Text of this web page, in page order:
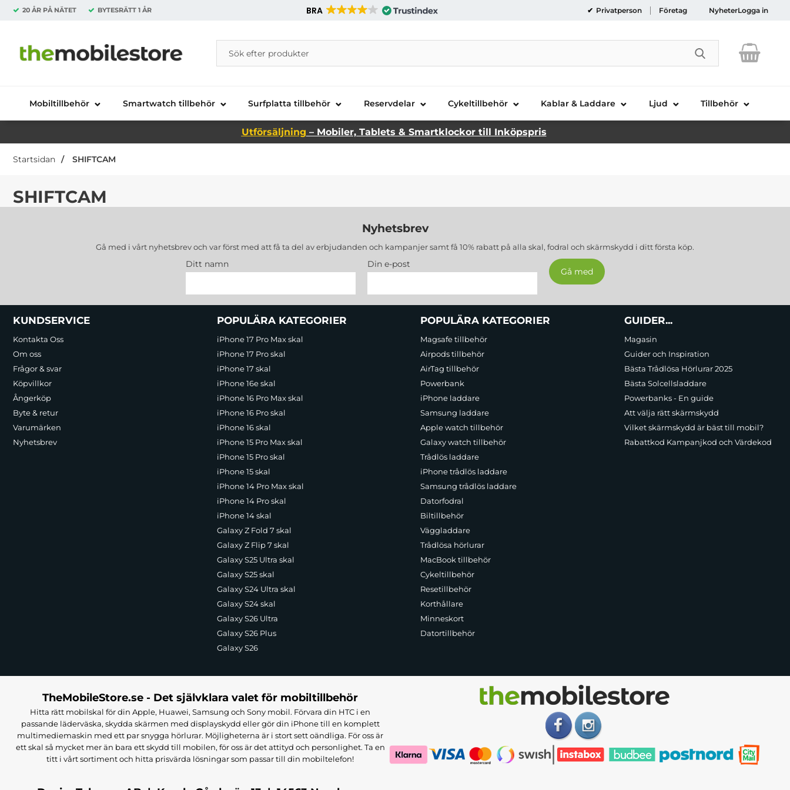
20 ÅR PÅ NÄTET BYTESRÄTT 1 ÅR BRA Privatperson Företag NyheterLogga in
Startsidan för Danira Telecom AB
Sök
Sök på Danira Telecom AB
Genomför
Mobiltillbehör Smartwatch tillbehör Surfplatta tillbehör Reservdelar Cykeltillbehör Kablar & Laddare Ljud Tillbehör
Utförsäljning – Mobiler, Tablets & Smartklockor till Inköpspris
Startsidan SHIFTCAM
SHIFTCAM
Nyhetsbrev
Gå med i vårt nyhetsbrev och var först med att få ta del av erbjudanden och kampanjer samt få 10% rabatt på alla skal, fodral och skärmskydd i ditt första köp.
Ditt namn Din e-post
Sidfot Blandad info och länkar
KUNDSERVICE
Kontakta Oss
Om oss
Frågor & svar
Köpvillkor
Ångerköp
Byte & retur
Varumärken
Nyhetsbrev
POPULÄRA KATEGORIER
iPhone 17 Pro Max skal
iPhone 17 Pro skal
iPhone 17 skal
iPhone 16e skal
iPhone 16 Pro Max skal
iPhone 16 Pro skal
iPhone 16 skal
iPhone 15 Pro Max skal
iPhone 15 Pro skal
iPhone 15 skal
iPhone 14 Pro Max skal
iPhone 14 Pro skal
iPhone 14 skal
Galaxy Z Fold 7 skal
Galaxy Z Flip 7 skal
Galaxy S25 Ultra skal
Galaxy S25 skal
Galaxy S24 Ultra skal
Galaxy S24 skal
Galaxy S26 Ultra
Galaxy S26 Plus
Galaxy S26
POPULÄRA KATEGORIER
Magsafe tillbehör
Airpods tillbehör
AirTag tillbehör
Powerbank
iPhone laddare
Samsung laddare
Apple watch tillbehör
Galaxy watch tillbehör
Trådlös laddare
iPhone trådlös laddare
Samsung trådlös laddare
Datorfodral
Biltillbehör
Väggladdare
Trådlösa hörlurar
MacBook tillbehör
Cykeltillbehör
Resetillbehör
Korthållare
Minneskort
Datortillbehör
GUIDER...
Magasin
Guider och Inspiration
Bästa Trådlösa Hörlurar 2025
Bästa Solcellsladdare
Powerbanks - En guide
Att välja rätt skärmskydd
Vilket skärmskydd är bäst till mobil?
Rabattkod Kampanjkod och Värdekod
TheMobileStore.se - Det självklara valet för mobiltillbehör
Hitta rätt mobilskal för din Apple, Huawei, Samsung och Sony mobil. Förvara din HTC i en
passande läderväska, skydda skärmen med displayskydd eller gör din iPhone till en komplett
multimediemaskin med ett par snygga hörlurar. Möjligheterna är i stort sett oändliga. För oss är
ett skal så mycket mer än bara ett skydd till mobilen, för oss är det attityd och personlighet. Ta en
titt i vårt sortiment och hitta prisvärda lösningar som passar till din mobiltelefon!